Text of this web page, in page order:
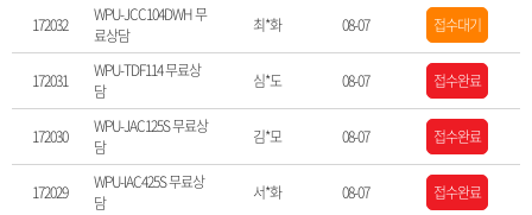
172032
WPU-JCC104DWH 무
료상담
최*화 08-07 접수대기
172031
WPU-TDF114 무료상
담
심*도 08-07 접수완료
172030
WPU-JAC125S 무료상
담
김*모 08-07 접수완료
172029
WPU-IAC425S 무료상
담
서*화 08-07 접수완료